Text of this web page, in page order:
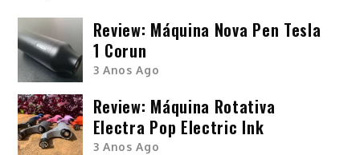
Review: Máquina Nova Pen Tesla
1 Corun
3 Anos Ago
Review: Máquina Rotativa
Electra Pop Electric Ink
3 Anos Ago